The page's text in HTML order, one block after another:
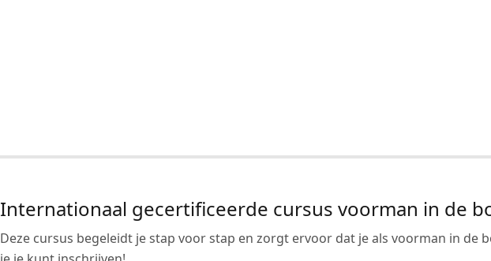
Internationaal gecertificeerde cursus voorman in de
Deze cursus begeleidt je stap voor stap en zorgt ervoor dat je als voorman in de